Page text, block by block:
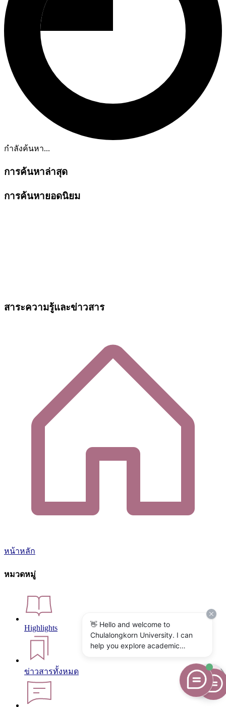
กำลังค้นหา...
การค้นหาล่าสุด
การค้นหายอดนิยม
สาระความรู้และข่าวสาร
หน้าหลัก
หมวดหมู่
Highlights
ข่าวสารทั้งหมด
👋 Hello and welcome to
Chulalongkorn University. I can
help you explore academic